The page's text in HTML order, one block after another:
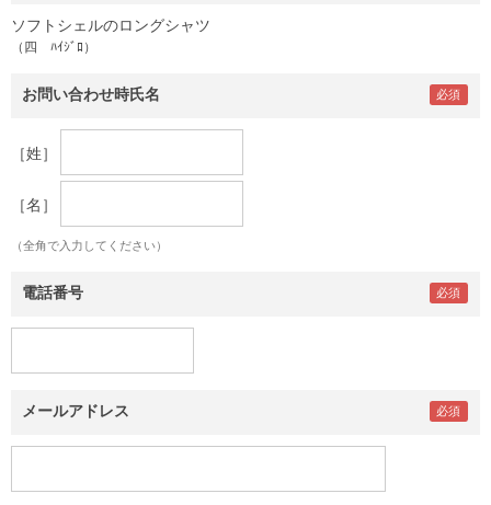
ソフトシェルのロングシャツ
（四 ﾊｲｼﾞﾛ）
お問い合わせ時氏名
［姓］
［名］
（全角で入力してください）
電話番号
メールアドレス